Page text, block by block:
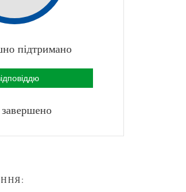
підтримано
завершено